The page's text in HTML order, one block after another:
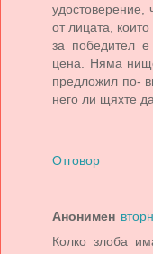
от лицата,
за победител
цена. Няма
предложил по-
него ли щяхте
Отговор
Анонимен
Колко злоба